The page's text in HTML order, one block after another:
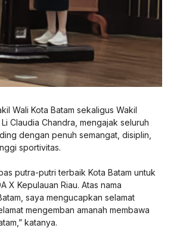
Wali Kota Batam sekaligus Wakil
Claudia Chandra, mengajak seluruh
dengan penuh semangat, disiplin,
sportivitas.
putra-putri terbaik Kota Batam untuk
X Kepulauan Riau. Atas nama
saya mengucapkan selamat
mengemban amanah membawa
katanya.